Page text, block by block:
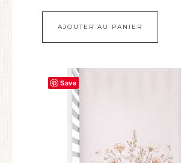
AJOUTER AU PANIER
Save